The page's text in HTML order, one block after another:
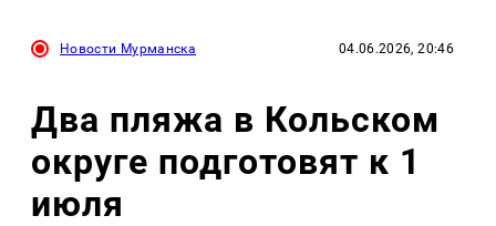
Новости Мурманска 04.06.2026, 20:46
Два пляжа в Кольском
округе подготовят к 1
июля